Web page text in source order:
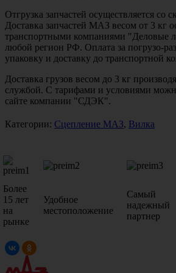
Отгрузка запчастей осуществляется со
Доставка запчастей МАЗ весом от 3 кг
транспортными компаниями
любой регион РФ. Оплата за погрузо-
упаковку и доставку до транспортной
Доставка грузов весом до 3 кг
службой. С тарифами и условиями
сайте компании "СДЭК".
Категории: Сцепление МАЗ, Вилка
Более
15 лет
на
рынке
Удобное
местоположение
Самый
надежный
партнер